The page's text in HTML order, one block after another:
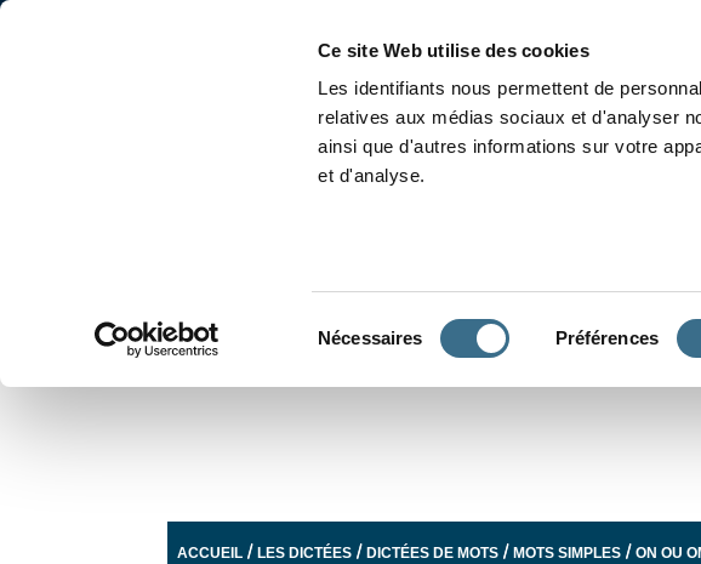
Ce site Web utilise des cookies
Les identifiants nous permettent de
relatives aux médias sociaux et d'analyser
ainsi que d'autres informations sur votre
et d'analyse.
Nécessaires Préférences
ACCUEIL /LES DICTÉES /DICTÉES DE MOTS /MOTS SIMPLES /ON OU